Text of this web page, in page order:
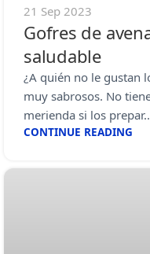
21 Sep 2023
Gofres de
saludable
¿A quién no le gustan
muy sabrosos. No
merienda si los
CONTINUE READING